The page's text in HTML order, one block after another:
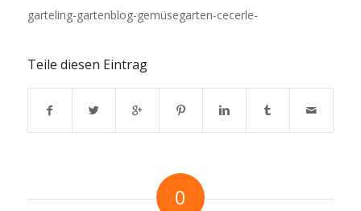
garteling-gartenblog-gemüsegarten-cecerle-
Teile diesen Eintrag
0